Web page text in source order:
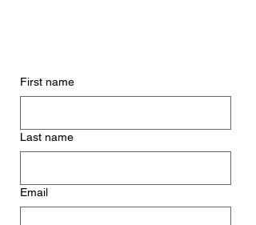
First name
Last name
Email